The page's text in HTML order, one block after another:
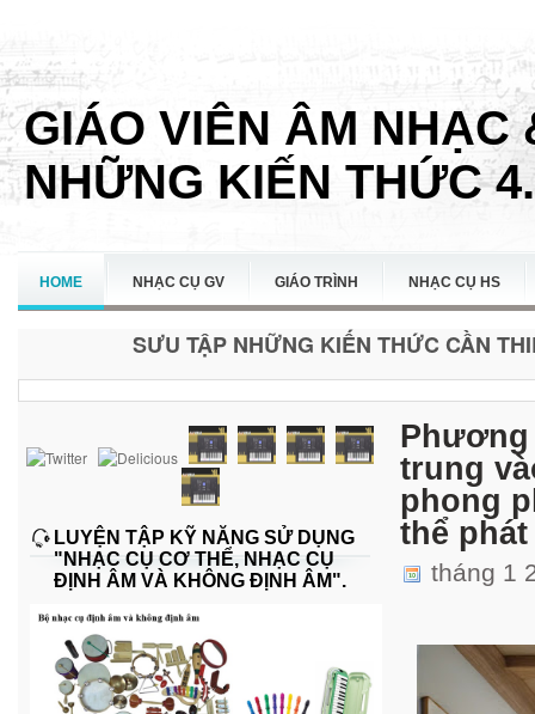
GIÁO VIÊN ÂM NHẠC
NHỮNG KIẾN THỨC
HOME NHẠC CỤ GV GIÁO TRÌNH NHẠC CỤ HS
SƯU TẬP NHỮNG KIẾN THỨC CẦN
LUYỆN TẬP KỸ NĂNG SỬ DỤNG
"NHẠC CỤ CƠ THỂ, NHẠC CỤ
ĐỊNH ÂM VÀ KHÔNG ĐỊNH ÂM".
Phương
trung
phong
thể
tháng 1